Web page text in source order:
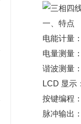
一、特点
电能计量
电量测量
谐波测量
LCD 显示
按键编程
脉冲输出